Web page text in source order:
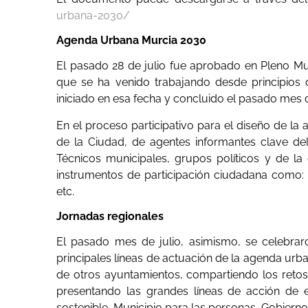
urbana-2030/
Agenda Urbana Murcia 2030
El pasado 28 de julio fue aprobado en Pleno
que se ha venido trabajando desde
iniciado en esa fecha y concluido el pasado mes
En el proceso participativo para el diseño de la
de la Ciudad, de agentes informantes clave
Técnicos municipales, grupos políticos y de
instrumentos de participación ciudadana
etc.
Jornadas regionales
El pasado mes de julio, asimismo, se
principales líneas de actuación de la agenda
de otros ayuntamientos, compartiendo los
presentando las grandes líneas de acción